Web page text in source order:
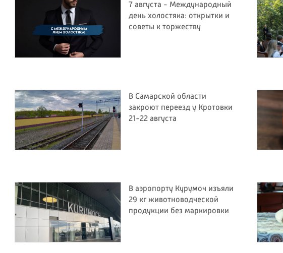
7 августа - Международный
день холостяка: открытки и
советы к торжеству
В Самарской области
закроют переезд у Кротовки
21-22 августа
В аэропорту Курумоч изъяли
29 кг животноводческой
продукции без маркировки